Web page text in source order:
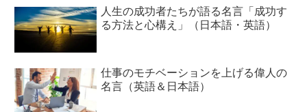
人生の成功者たちが語る名言「成功す
る方法と心構え」（日本語・英語）
仕事のモチベーションを上げる偉人の
名言（英語＆日本語）